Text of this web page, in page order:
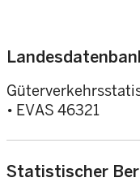
• EVAS 46321
Statistischer